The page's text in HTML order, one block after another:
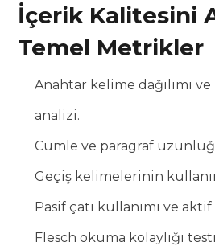
İçerik Kalitesini
Temel Metrikler
Anahtar kelime dağılımı ve
analizi.
Cümle ve paragraf
Geçiş kelimelerinin
Pasif çatı kullanımı ve
Flesch okuma kolaylığı